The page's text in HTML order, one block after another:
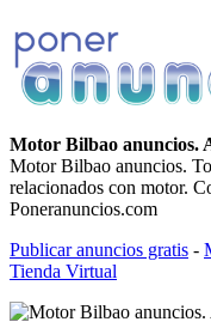
Motor Bilbao anuncios.
Motor Bilbao anuncios.
relacionados con motor.
Poneranuncios.com
Publicar anuncios gratis -
Tienda Virtual